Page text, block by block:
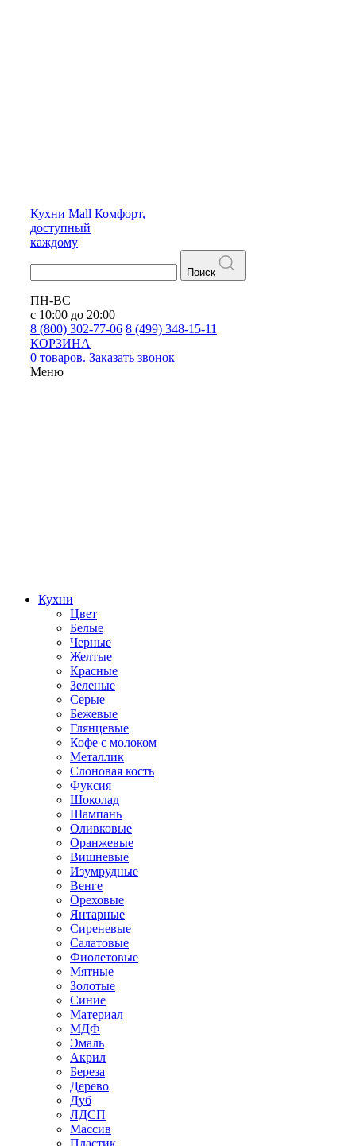
Кухни Mall Комфорт,
доступный
каждому
Поиск
ПН-ВС
с 10:00 до 20:00
8 (800) 302-77-06 8 (499) 348-15-11
КОРЗИНА
0 товаров. Заказать звонок
Меню
Кухни
Цвет
Белые
Черные
Желтые
Красные
Зеленые
Серые
Бежевые
Глянцевые
Кофе с молоком
Металлик
Слоновая кость
Фуксия
Шоколад
Шампань
Оливковые
Оранжевые
Вишневые
Изумрудные
Венге
Ореховые
Янтарные
Сиреневые
Салатовые
Фиолетовые
Мятные
Золотые
Синие
Материал
МДФ
Эмаль
Акрил
Береза
Дерево
Дуб
ЛДСП
Массив
Пластик